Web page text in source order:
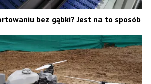
bez gąbki? Jest na to sposób